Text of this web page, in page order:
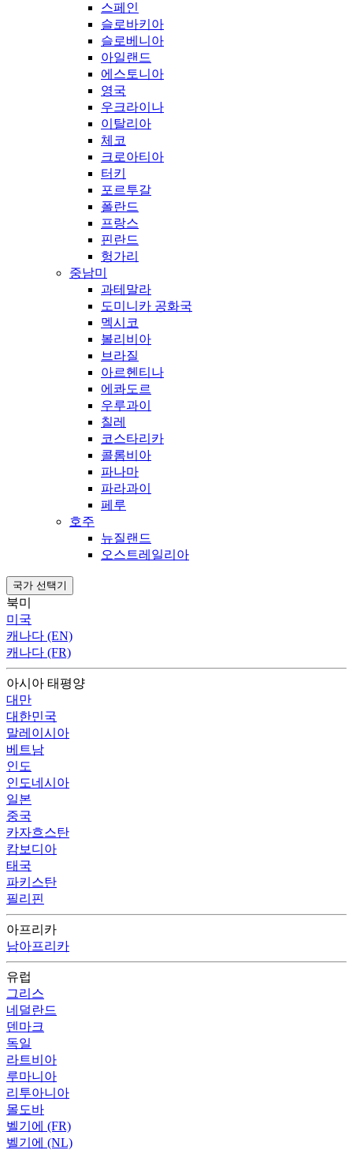
스페인
슬로바키아
슬로베니아
아일랜드
에스토니아
영국
우크라이나
이탈리아
체코
크로아티아
터키
포르투갈
폴란드
프랑스
핀란드
헝가리
중남미
과테말라
도미니카 공화국
멕시코
볼리비아
브라질
아르헨티나
에콰도르
우루과이
칠레
코스타리카
콜롬비아
파나마
파라과이
페루
호주
뉴질랜드
오스트레일리아
국가 선택기
북미
미국
캐나다 (EN)
캐나다 (FR)
아시아 태평양
대만
대한민국
말레이시아
베트남
인도
인도네시아
일본
중국
카자흐스탄
캄보디아
태국
파키스탄
필리핀
아프리카
남아프리카
유럽
그리스
네덜란드
덴마크
독일
라트비아
루마니아
리투아니아
몰도바
벨기에 (FR)
벨기에 (NL)